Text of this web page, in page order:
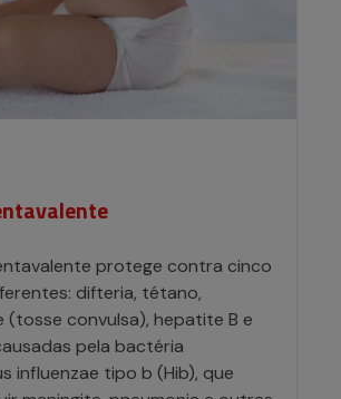
protege contra cinco
difteria, tétano,
(tosse convulsa), hepatite B e
pela bactéria
influenzae tipo b (Hib), que